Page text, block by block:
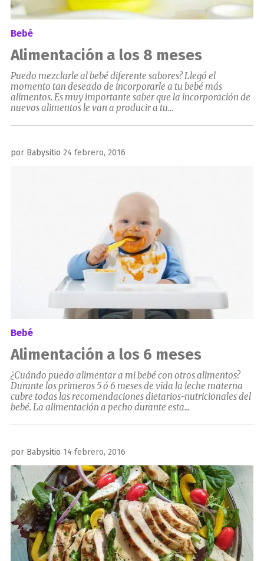
Bebé
Alimentación a los 8 meses
Puedo mezclarle al bebé diferente sabores? Llegó el
momento tan deseado de incorporarle a tu bebé más
alimentos. Es muy importante saber que la incorporación de
nuevos alimentos le van a producir a tu...
por Babysitio Publicado
24 febrero, 2016
Bebé
Alimentación a los 6 meses
¿Cuándo puedo alimentar a mi bebé con otros alimentos?
Durante los primeros 5 ó 6 meses de vida la leche materna
cubre todas las recomendaciones dietarios-nutricionales del
bebé. La alimentación a pecho durante esta...
por Babysitio Publicado
el
14 febrero, 2016